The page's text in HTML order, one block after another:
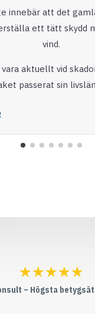
innebär att det
ett tätt skydd
vind.
vara aktuellt vid
passerat sin
☆☆☆☆☆
– Högsta